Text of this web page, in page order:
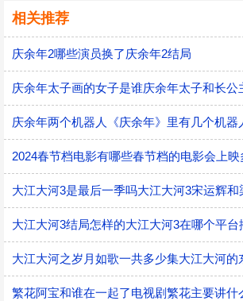
相关推荐
庆余年2哪些演员换了庆余年2结局
庆余年太子画的女子是谁庆余年太子和长公
庆余年两个机器人《庆余年》里有几个机器
2024春节档电影有哪些春节档的电影会上映
大江大河3是最后一季吗大江大河3宋运辉
大江大河3结局怎样的大江大河3在哪个平台
大江大河之岁月如歌一共多少集大江大河的
繁花阿宝和谁在一起了电视剧繁花主要讲什